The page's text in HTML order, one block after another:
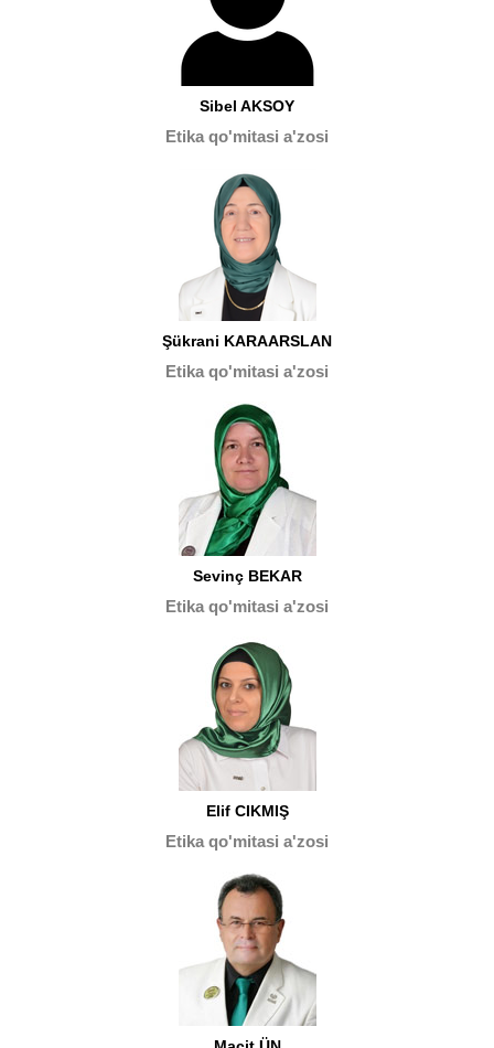
Sibel AKSOY
Etika qo'mitasi a'zosi
Şükrani KARAARSLAN
Etika qo'mitasi a'zosi
Sevinç BEKAR
Etika qo'mitasi a'zosi
Elif CIKMIŞ
Etika qo'mitasi a'zosi